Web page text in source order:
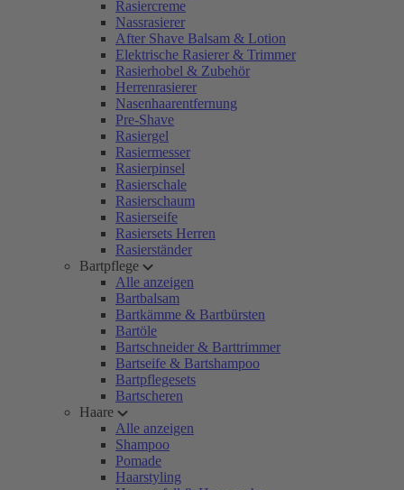
Rasiercreme
Nassrasierer
After Shave Balsam & Lotion
Elektrische Rasierer & Trimmer
Rasierhobel & Zubehör
Herrenrasierer
Nasenhaarentfernung
Pre-Shave
Rasiergel
Rasiermesser
Rasierpinsel
Rasierschale
Rasierschaum
Rasierseife
Rasiersets Herren
Rasierständer
Bartpflege
Alle anzeigen
Bartbalsam
Bartkämme & Bartbürsten
Bartöle
Bartschneider & Barttrimmer
Bartseife & Bartshampoo
Bartpflegesets
Bartscheren
Haare
Alle anzeigen
Shampoo
Pomade
Haarstyling